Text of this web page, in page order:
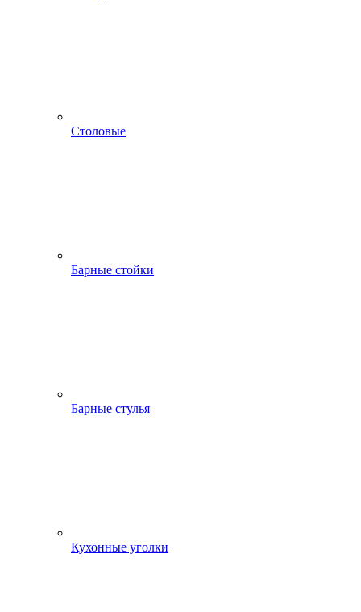
Столовые
Барные стойки
Барные стулья
Кухонные уголки